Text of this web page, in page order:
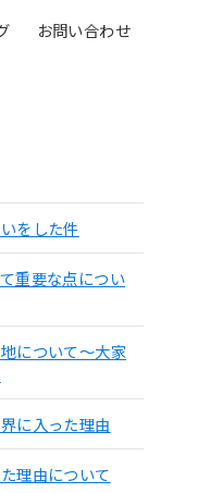
お問い合わせ
をした件
重要な点につい
について〜大家
に入った理由
理由について